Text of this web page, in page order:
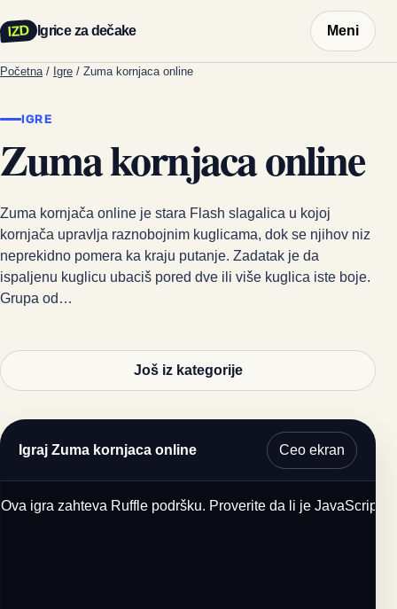
IZD Igrice za dečake Meni
Početna / Igre / Zuma kornjaca online
IGRE
Zuma kornjaca online
Zuma kornjača online je stara Flash slagalica u kojoj
kornjača upravlja raznobojnim kuglicama, dok se njihov niz
neprekidno pomera ka kraju putanje. Zadatak je da
ispaljenu kuglicu ubaciš pored dve ili više kuglica iste boje.
Grupa od…
Još iz kategorije
Igraj Zuma kornjaca online Ceo ekran
Ova igra zahteva Ruffle podršku. Proverite da li je JavaScript